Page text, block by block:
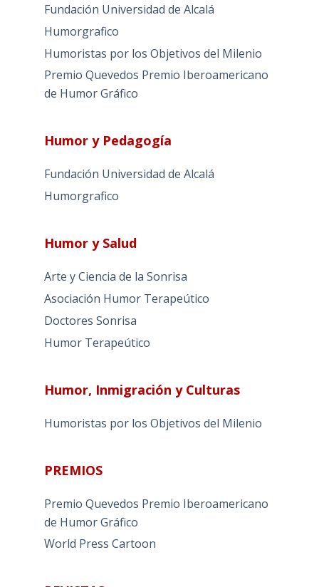
Fundación Universidad de Alcalá
Humorgrafico
Humoristas por los Objetivos del Milenio
Premio Quevedos Premio Iberoamericano
de Humor Gráfico
Humor y Pedagogía
Fundación Universidad de Alcalá
Humorgrafico
Humor y Salud
Arte y Ciencia de la Sonrisa
Asociación Humor Terapeútico
Doctores Sonrisa
Humor Terapeútico
Humor, Inmigración y Culturas
Humoristas por los Objetivos del Milenio
PREMIOS
Premio Quevedos Premio Iberoamericano
de Humor Gráfico
World Press Cartoon